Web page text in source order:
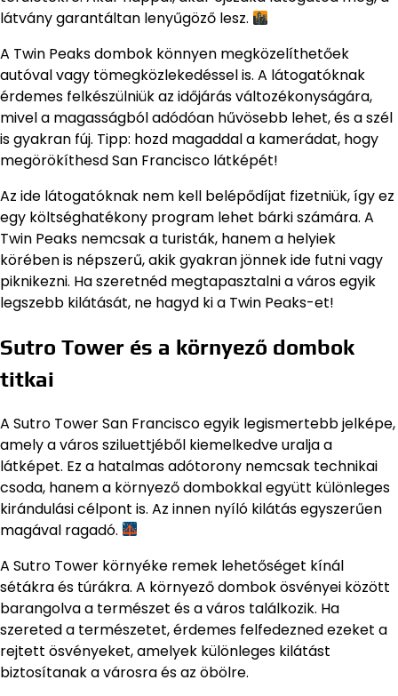
látvány garantáltan lenyűgöző lesz.
A Twin Peaks dombok könnyen megközelíthetőek
autóval vagy tömegközlekedéssel is. A látogatóknak
érdemes felkészülniük az időjárás változékonyságára,
mivel a magasságból adódóan hűvösebb lehet, és a szél
is gyakran fúj. Tipp: hozd magaddal a kamerádat, hogy
megörökíthesd San Francisco látképét!
Az ide látogatóknak nem kell belépődíjat fizetniük, így ez
egy költséghatékony program lehet bárki számára. A
Twin Peaks nemcsak a turisták, hanem a helyiek
körében is népszerű, akik gyakran jönnek ide futni vagy
piknikezni. Ha szeretnéd megtapasztalni a város egyik
legszebb kilátását, ne hagyd ki a Twin Peaks-et!
Sutro Tower és a környező dombok
titkai
A Sutro Tower San Francisco egyik legismertebb jelképe,
amely a város sziluettjéből kiemelkedve uralja a
látképet. Ez a hatalmas adótorony nemcsak technikai
csoda, hanem a környező dombokkal együtt különleges
kirándulási célpont is. Az innen nyíló kilátás egyszerűen
magával ragadó.
A Sutro Tower környéke remek lehetőséget kínál
sétákra és túrákra. A környező dombok ösvényei között
barangolva a természet és a város találkozik. Ha
szereted a természetet, érdemes felfedezned ezeket a
rejtett ösvényeket, amelyek különleges kilátást
biztosítanak a városra és az öbölre.